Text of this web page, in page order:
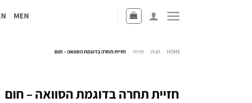
MEN
HOME
- חנות - חזיות - חזיית תחרה בדוגמת הסוואה – חום
חזיית תחרה בדוגמת הסוואה – חום